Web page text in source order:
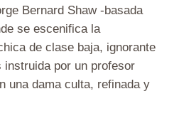
Bernard Shaw -basada
se escenifica la
de clase baja, ignorante
instruida por un profesor
una dama culta, refinada y